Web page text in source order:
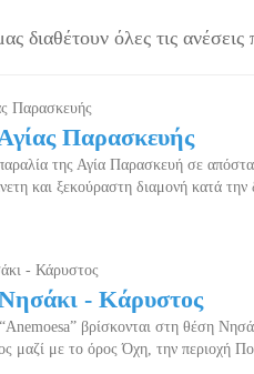
διαθέτουν όλες τις
Παρασκευής
της Αγία Παρασκευή σε
και ξεκούραστη διαμονή κατά
- Κάρυστος
βρίσκονται στη θέση
μαζί με το όρος Όχη, την περιοχή